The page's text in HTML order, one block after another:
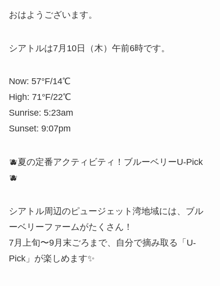
おはようございます。
シアトルは7月10日（木）午前6時です。
Now: 57°F/14℃
High: 71°F/22℃
Sunrise: 5:23am
Sunset: 9:07pm
🫐夏の定番アクティビティ！ブルーベリーU-Pick
🫐
シアトル周辺のピュージェット湾地域には、ブル
ーベリーファームがたくさん！
7月上旬〜9月末ごろまで、自分で摘み取る「U-
Pick」が楽しめます✨